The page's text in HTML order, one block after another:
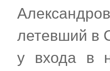
летевший в
у входа в